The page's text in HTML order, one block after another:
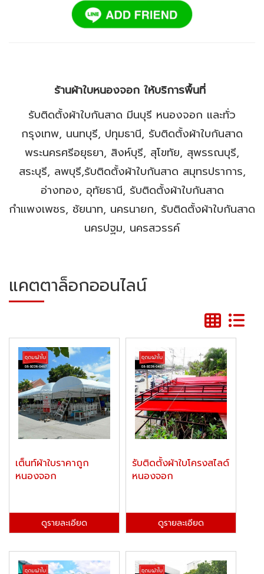
ร้านผ้าใบหนองจอก ให้บริการพื้นที่
รับติดตั้งผ้าใบกันสาด มีนบุรี หนองจอก และทั่ว
กรุงเทพ, นนทบุรี, ปทุมธานี, รับติดตั้งผ้าใบกันสาด
พระนครศรีอยุธยา, สิงห์บุรี, สุโขทัย, สุพรรณบุรี,
สระบุรี, ลพบุรี,รับติดตั้งผ้าใบกันสาด สมุทรปราการ,
อ่างทอง, อุทัยธานี, รับติดตั้งผ้าใบกันสาด
กำแพงเพชร, ชัยนาท, นครนายก, รับติดตั้งผ้าใบกันสาด
นครปฐม, นครสวรรค์
แคตตาล็อกออนไลน์
เต็นท์ผ้าใบราคาถูก
หนองจอก
ดูรายละเอียด
รับติดตั้งผ้าใบโครงสไลด์
หนองจอก
ดูรายละเอียด